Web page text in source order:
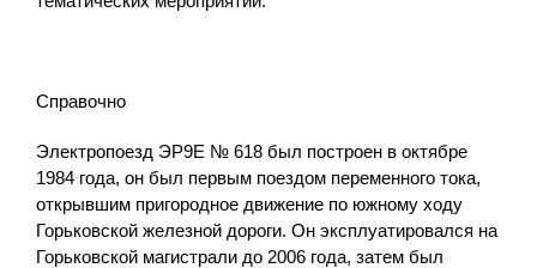
Справочно
Электропоезд ЭР9Е № 618 был построен в октябре
1984 года, он был первым поездом переменного тока,
открывшим пригородное движение по южному ходу
Горьковской железной дороги. Он эксплуатировался на
Горьковской магистрали до 2006 года, затем был